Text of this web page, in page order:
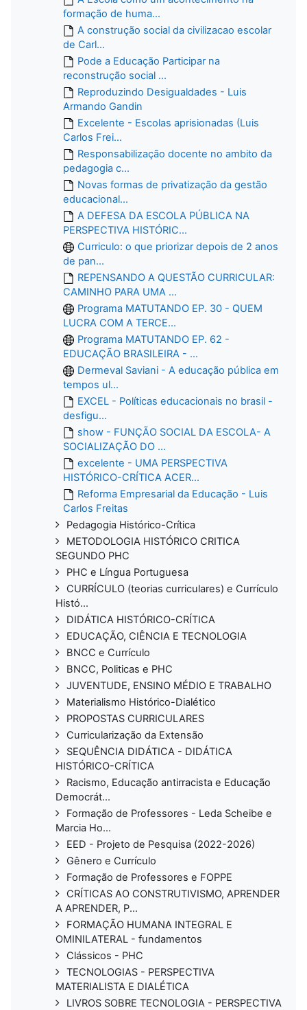
formação de huma...
A construção social da civilizacao escolar
de Carl...
Pode a Educação Participar na
reconstrução social ...
Reproduzindo Desigualdades - Luis
Armando Gandin
Excelente - Escolas aprisionadas (Luis
Carlos Frei...
Responsabilização docente no ambito da
pedagogia c...
Novas formas de privatização da gestão
educacional...
A DEFESA DA ESCOLA PÚBLICA NA
PERSPECTIVA HISTÓRIC...
Curriculo: o que priorizar depois de 2 anos
de pan...
REPENSANDO A QUESTÃO CURRICULAR:
CAMINHO PARA UMA ...
Programa MATUTANDO EP. 30 - QUEM
LUCRA COM A TERCE...
Programa MATUTANDO EP. 62 -
EDUCAÇÃO BRASILEIRA - ...
Dermeval Saviani - A educação pública em
tempos ul...
EXCEL - Políticas educacionais no brasil -
desfigu...
show - FUNÇÃO SOCIAL DA ESCOLA- A
SOCIALIZAÇÃO DO ...
excelente - UMA PERSPECTIVA
HISTÓRICO-CRÍTICA ACER...
Reforma Empresarial da Educação - Luis
Carlos Freitas
Pedagogia Histórico-Crítica
METODOLOGIA HISTÓRICO CRITICA
SEGUNDO PHC
PHC e Língua Portuguesa
CURRÍCULO (teorias curriculares) e Currículo
Histó...
DIDÁTICA HISTÓRICO-CRÍTICA
EDUCAÇÃO, CIÊNCIA E TECNOLOGIA
BNCC e Currículo
BNCC, Politicas e PHC
JUVENTUDE, ENSINO MÉDIO E TRABALHO
Materialismo Histórico-Dialético
PROPOSTAS CURRICULARES
Curricularização da Extensão
SEQUÊNCIA DIDÁTICA - DIDÁTICA
HISTÓRICO-CRÍTICA
Racismo, Educação antirracista e Educação
Democrát...
Formação de Professores - Leda Scheibe e
Marcia Ho...
EED - Projeto de Pesquisa (2022-2026)
Gênero e Currículo
Formação de Professores e FOPPE
CRÍTICAS AO CONSTRUTIVISMO, APRENDER
A APRENDER, P...
FORMAÇÃO HUMANA INTEGRAL E
OMINILATERAL - fundamentos
Clássicos - PHC
TECNOLOGIAS - PERSPECTIVA
MATERIALISTA E DIALÉTICA
LIVROS SOBRE TECNOLOGIA - PERSPECTIVA